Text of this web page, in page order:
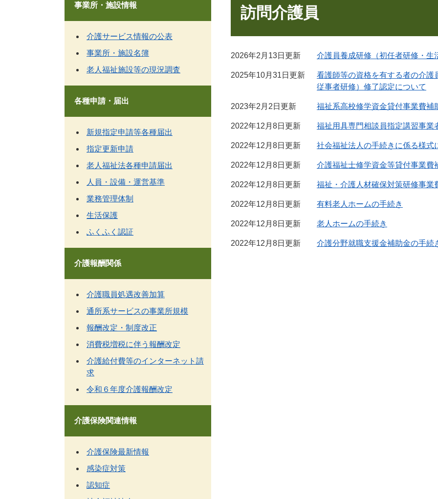
訪問介護員
2026年2月13日更新 介護員養成研修（初任者研修・生
2025年10月31日更新
看護師等の資格を有する者の介
従事者研修）修了認定について
2023年2月2日更新 福祉系高校修学資金貸付事業費補
2022年12月8日更新 福祉用具専門相談員指定講習事業
2022年12月8日更新 社会福祉法人の手続きに係る様式
2022年12月8日更新 介護福祉士修学資金等貸付事業費
2022年12月8日更新 福祉・介護人材確保対策研修事業
2022年12月8日更新 有料老人ホームの手続き
2022年12月8日更新 老人ホームの手続き
2022年12月8日更新 介護分野就職支援金補助金の手続
事業所・施設情報
介護サービス情報の公表
事業所・施設名簿
老人福祉施設等の現況調査
各種申請・届出
新規指定申請等各種届出
指定更新申請
老人福祉法各種申請届出
人員・設備・運営基準
業務管理体制
生活保護
ふくふく認証
介護報酬関係
介護職員処遇改善加算
通所系サービスの事業所規模
報酬改定・制度改正
消費税増税に伴う報酬改定
介護給付費等のインターネット請
求
令和６年度介護報酬改定
介護保険関連情報
介護保険最新情報
感染症対策
認知症